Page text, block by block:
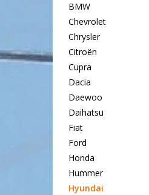
BMW
Chevrolet
Chrysler
Citroën
Cupra
Dacia
Daewoo
Daihatsu
Fiat
Ford
Honda
Hummer
Hyundai